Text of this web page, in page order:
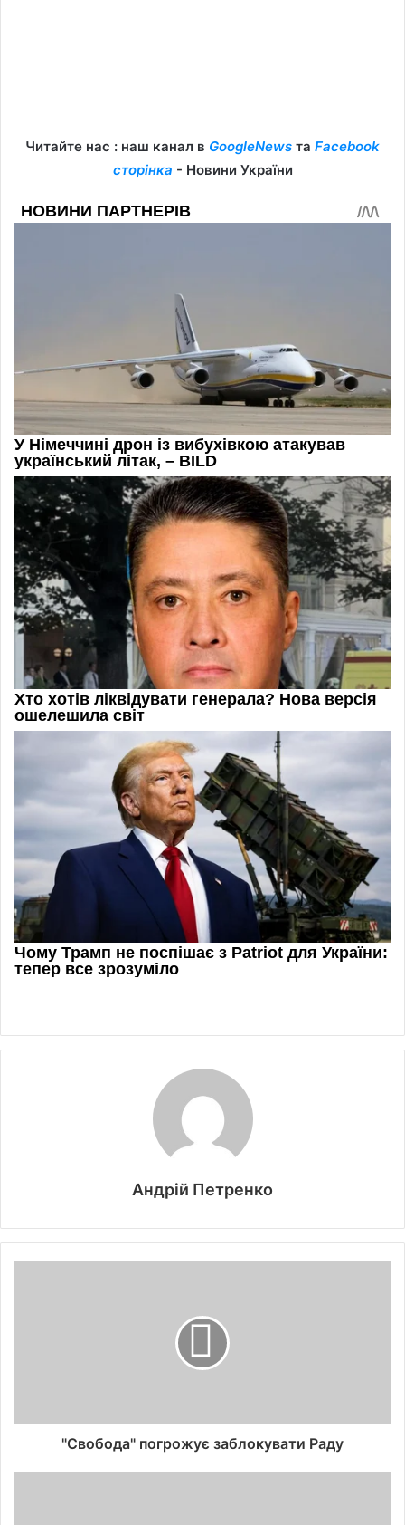
Читайте нас : наш канал в GoogleNews та Facebook
сторінка - Новини України
Андрій Петренко
"Свобода" погрожує заблокувати Раду